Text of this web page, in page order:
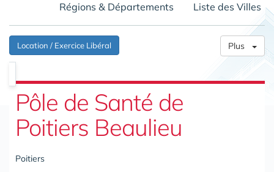
Régions & Départements Liste des Villes
Location / Exercice Libéral Plus
Pôle de Santé de
Poitiers Beaulieu
Poitiers